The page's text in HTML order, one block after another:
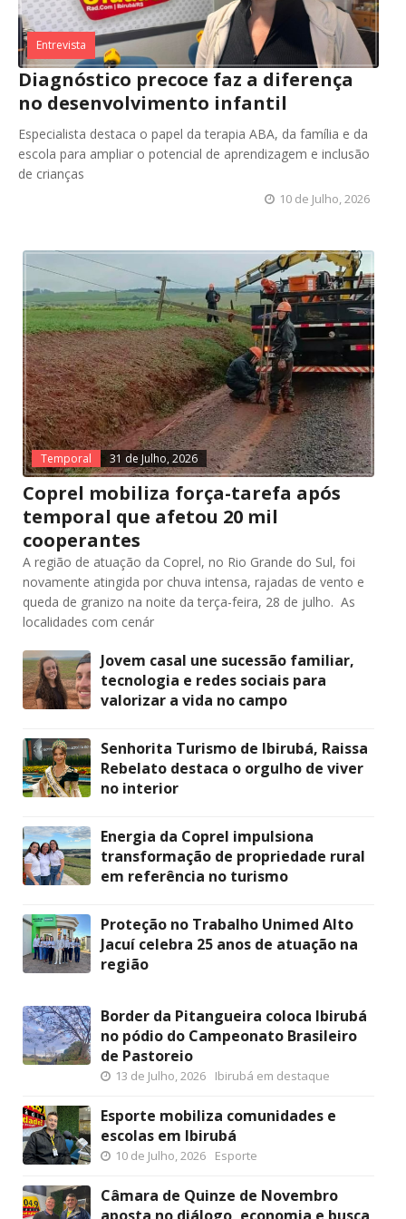
Entrevista
Diagnóstico precoce faz a diferença
no desenvolvimento infantil
Especialista destaca o papel da terapia ABA, da família e da
escola para ampliar o potencial de aprendizagem e inclusão
de crianças
10 de Julho, 2026
Temporal 31 de Julho, 2026
Coprel mobiliza força-tarefa após
temporal que afetou 20 mil
cooperantes
A região de atuação da Coprel, no Rio Grande do Sul, foi
novamente atingida por chuva intensa, rajadas de vento e
queda de granizo na noite da terça-feira, 28 de julho. As
localidades com cenár
Jovem casal une sucessão familiar,
tecnologia e redes sociais para
valorizar a vida no campo
Senhorita Turismo de Ibirubá, Raissa
Rebelato destaca o orgulho de viver
no interior
Energia da Coprel impulsiona
transformação de propriedade rural
em referência no turismo
Proteção no Trabalho Unimed Alto
Jacuí celebra 25 anos de atuação na
região
Border da Pitangueira coloca Ibirubá
no pódio do Campeonato Brasileiro
de Pastoreio
13 de Julho, 2026 Ibirubá em destaque
Esporte mobiliza comunidades e
escolas em Ibirubá
10 de Julho, 2026 Esporte
Câmara de Quinze de Novembro
aposta no diálogo, economia e busca